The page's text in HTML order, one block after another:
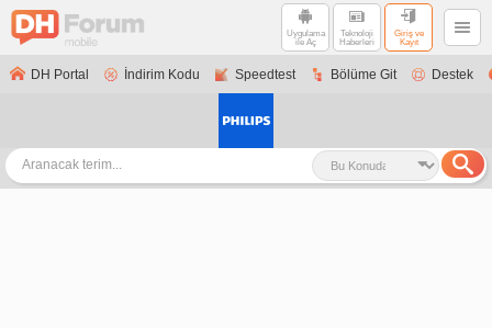
Uygulama
ile Aç
Teknoloji
Haberleri
Giriş ve
Kayıt
DH Portal İndirim Kodu Speedtest Bölüme Git Destek